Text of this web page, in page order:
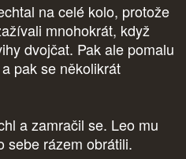
na celé kolo, protože
mnohokrát, když
dvojčat. Pak ale pomalu
pak se několikrát
a zamračil se. Leo mu
sebe rázem obrátili.